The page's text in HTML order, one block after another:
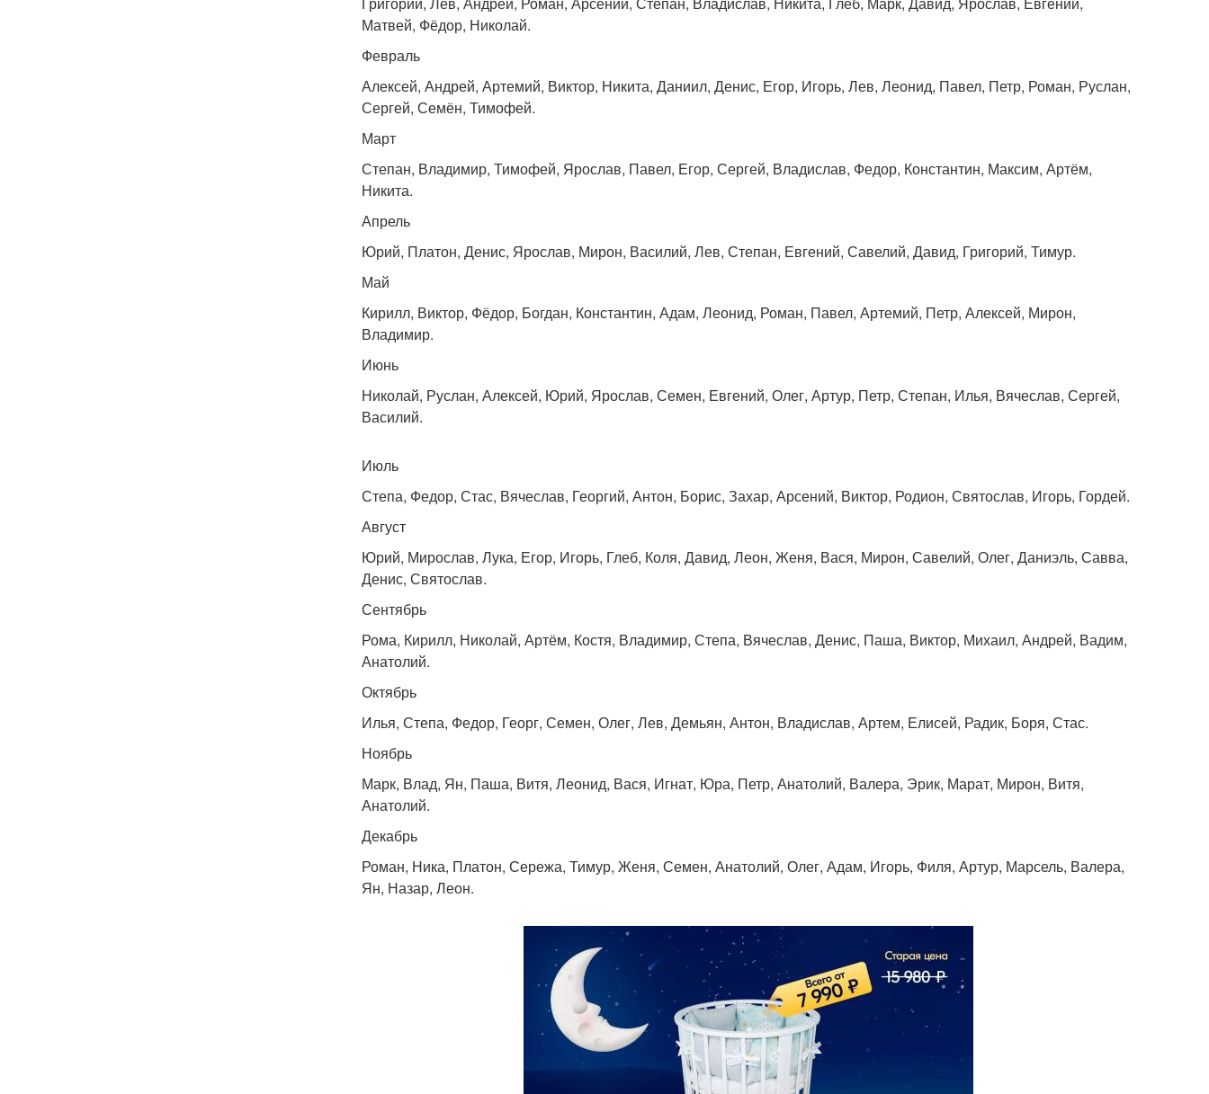
Матвей, Фёдор, Николай.
Февраль
Алексей, Андрей, Артемий, Виктор, Никита, Даниил, Денис, Егор, Игорь, Лев, Леонид, Павел, Петр, Роман, Руслан,
Сергей, Семён, Тимофей.
Март
Степан, Владимир, Тимофей, Ярослав, Павел, Егор, Сергей, Владислав, Федор, Константин, Максим, Артём,
Никита.
Апрель
Юрий, Платон, Денис, Ярослав, Мирон, Василий, Лев, Степан, Евгений, Савелий, Давид, Григорий, Тимур.
Май
Кирилл, Виктор, Фёдор, Богдан, Константин, Адам, Леонид, Роман, Павел, Артемий, Петр, Алексей, Мирон,
Владимир.
Июнь
Николай, Руслан, Алексей, Юрий, Ярослав, Семен, Евгений, Олег, Артур, Петр, Степан, Илья, Вячеслав, Сергей,
Василий.
Июль
Степа, Федор, Стас, Вячеслав, Георгий, Антон, Борис, Захар, Арсений, Виктор, Родион, Святослав, Игорь, Гордей.
Август
Юрий, Мирослав, Лука, Егор, Игорь, Глеб, Коля, Давид, Леон, Женя, Вася, Мирон, Савелий, Олег, Даниэль, Савва,
Денис, Святослав.
Сентябрь
Рома, Кирилл, Николай, Артём, Костя, Владимир, Степа, Вячеслав, Денис, Паша, Виктор, Михаил, Андрей, Вадим,
Анатолий.
Октябрь
Илья, Степа, Федор, Георг, Семен, Олег, Лев, Демьян, Антон, Владислав, Артем, Елисей, Радик, Боря, Стас.
Ноябрь
Марк, Влад, Ян, Паша, Витя, Леонид, Вася, Игнат, Юра, Петр, Анатолий, Валера, Эрик, Марат, Мирон, Витя,
Анатолий.
Декабрь
Роман, Ника, Платон, Сережа, Тимур, Женя, Семен, Анатолий, Олег, Адам, Игорь, Филя, Артур, Марсель, Валера,
Ян, Назар, Леон.